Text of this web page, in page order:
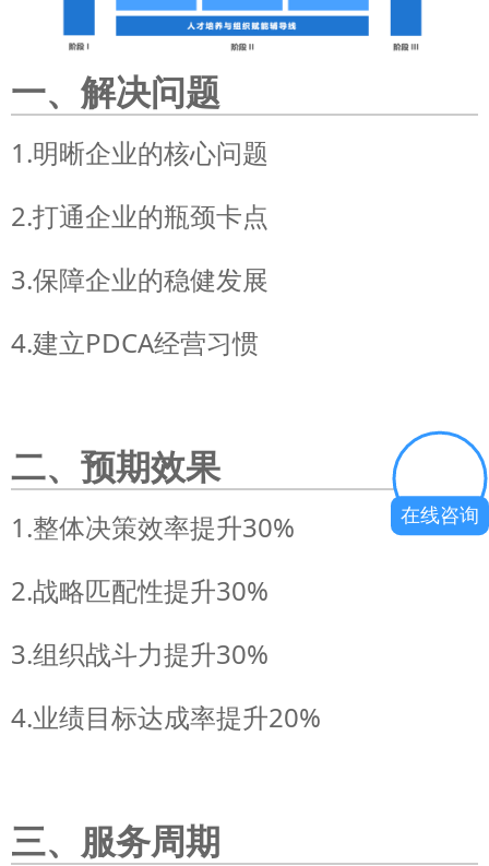
一、解决问题
1.明晰企业的核心问题
2.打通企业的瓶颈卡点
3.保障企业的稳健发展
4.建立PDCA经营习惯
二、预期效果
1.整体决策效率提升30%
2.战略匹配性提升30%
3.组织战斗力提升30%
4.业绩目标达成率提升20%
三、服务周期
在线咨询